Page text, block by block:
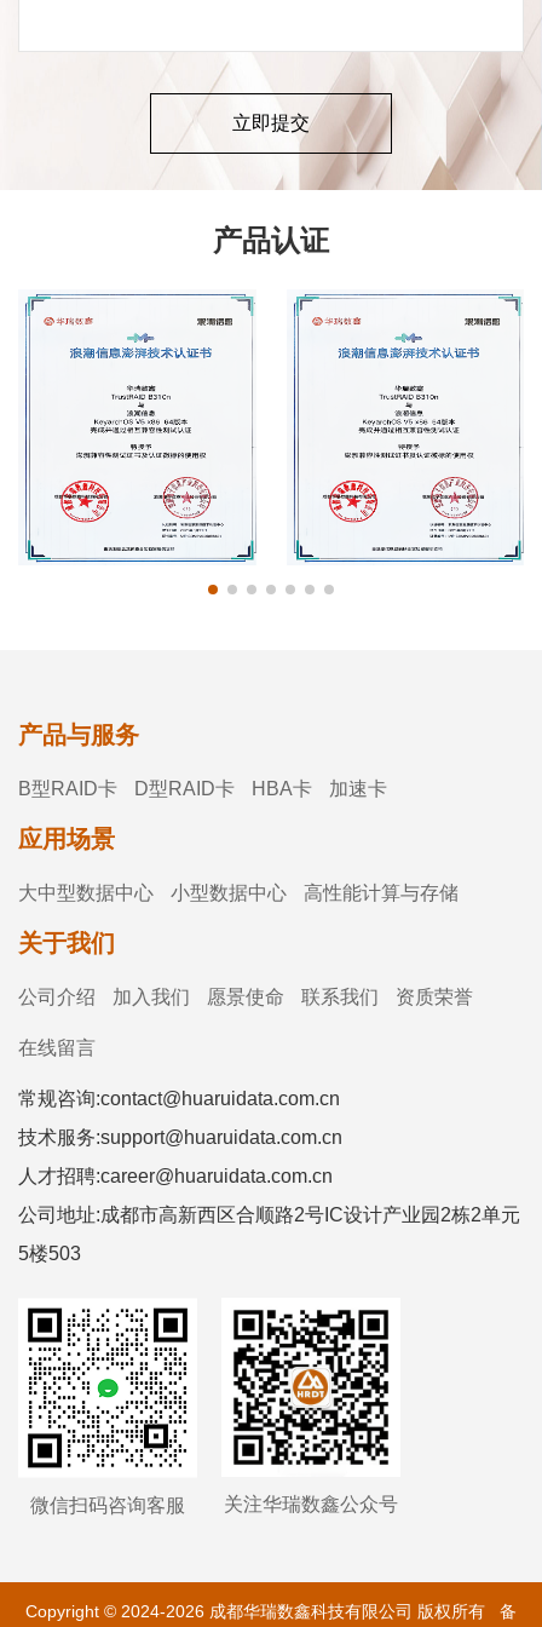
立即提交
产品认证
产品与服务
B型RAID卡 D型RAID卡 HBA卡 加速卡
应用场景
大中型数据中心 小型数据中心 高性能计算与存储
关于我们
公司介绍 加入我们 愿景使命 联系我们 资质荣誉
在线留言
常规咨询:contact@huaruidata.com.cn
技术服务:support@huaruidata.com.cn
人才招聘:career@huaruidata.com.cn
公司地址:成都市高新西区合顺路2号IC设计产业园2栋2单元
5楼503
微信扫码咨询客服 关注华瑞数鑫公众号
Copyright © 2024-2026 成都华瑞数鑫科技有限公司 版权所有 备